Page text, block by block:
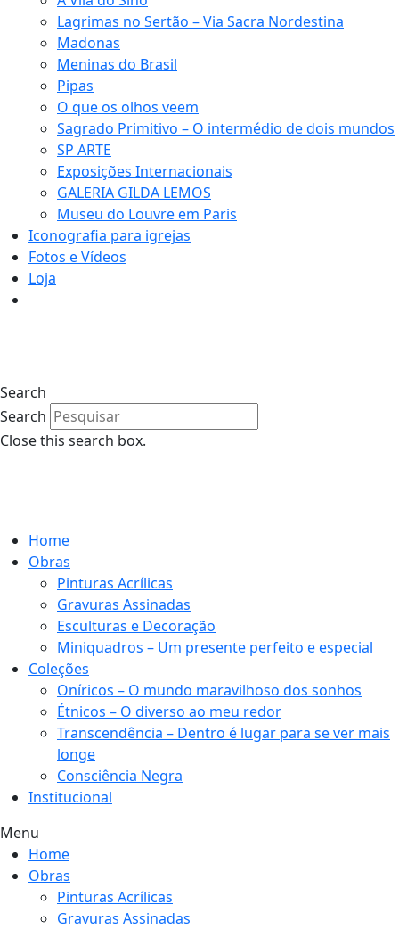
Lagrimas no Sertão – Via Sacra Nordestina
Madonas
Meninas do Brasil
Pipas
O que os olhos veem
Sagrado Primitivo – O intermédio de dois mundos
SP ARTE
Exposições Internacionais
GALERIA GILDA LEMOS
Museu do Louvre em Paris
Iconografia para igrejas
Fotos e Vídeos
Loja
Search
Search
Close this search box.
Home
Obras
Pinturas Acrílicas
Gravuras Assinadas
Esculturas e Decoração
Miniquadros – Um presente perfeito e especial
Coleções
Oníricos – O mundo maravilhoso dos sonhos
Étnicos – O diverso ao meu redor
Transcendência – Dentro é lugar para se ver mais
longe
Consciência Negra
Institucional
Menu
Home
Obras
Pinturas Acrílicas
Gravuras Assinadas